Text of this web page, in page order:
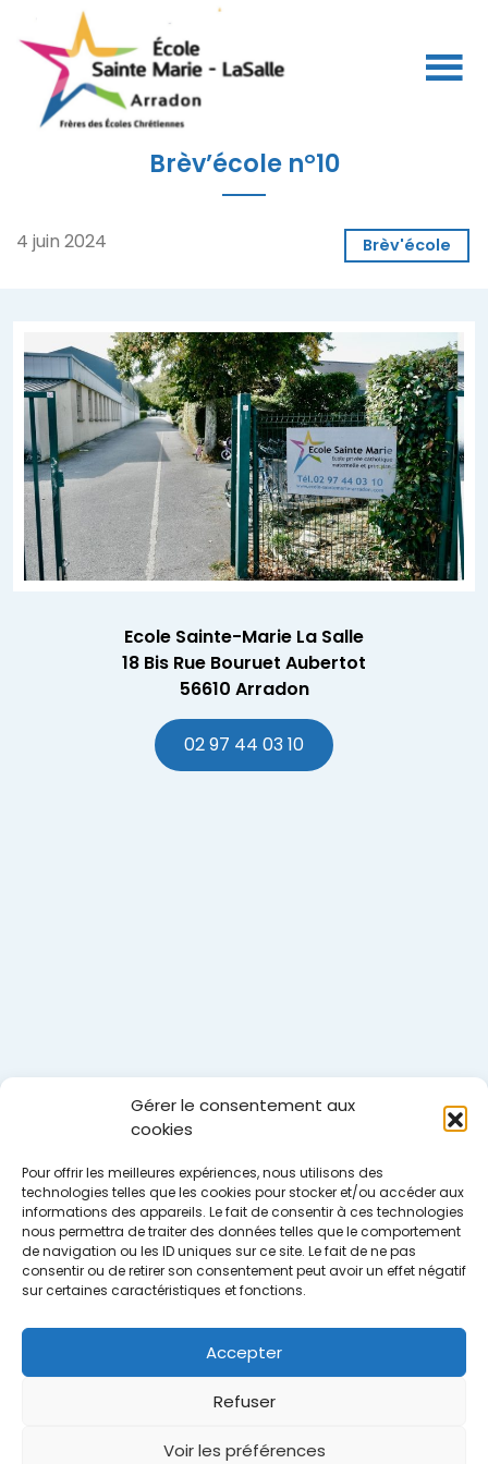
Gérer le consentement aux
cookies
Pour offrir les meilleures expériences, nous utilisons des
technologies telles que les cookies pour stocker et/ou accéder aux
informations des appareils. Le fait de consentir à ces technologies
nous permettra de traiter des données telles que le comportement
de navigation ou les ID uniques sur ce site. Le fait de ne pas
consentir ou de retirer son consentement peut avoir un effet négatif
sur certaines caractéristiques et fonctions.
Accepter
Refuser
Voir les préférences
Brèv’école n°10
4 juin 2024 Brèv'école
Ecole Sainte-Marie La Salle
18 Bis Rue Bouruet Aubertot
56610 Arradon
02 97 44 03 10